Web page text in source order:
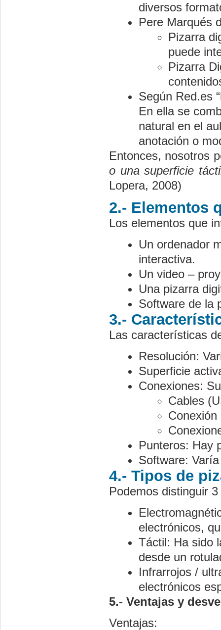
diversos
Pere Marqués
Pizarra
puede
Pizarra
Según Red.es
En ella se
natural en el
anotación o
Entonces, nosotros
o una superficie
Lopera, 2008)
2.- Elementos
Los elementos que
Un ordenador
interactiva.
Un video –
Una pizarra
Software de la
3.-
Las características
Resolución:
Superficie
Conexiones:
Cables
Punteros: Hay
Software:
4.- Tipos de
Podemos distinguir
electrónicos,
Táctil: Ha sido
desde un
Infrarrojos /
electrónicos
5.- Ventajas y
Ventajas: